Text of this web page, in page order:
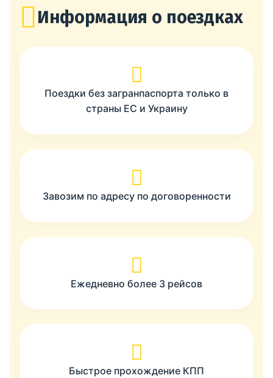
Информация о поездках
Поездки без загранпаспорта только в
страны ЕС и Украину
Завозим по адресу по договоренности
Ежедневно более 3 рейсов
Быстрое прохождение КПП